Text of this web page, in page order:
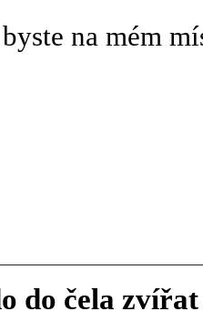
na mém
do čela zvířat